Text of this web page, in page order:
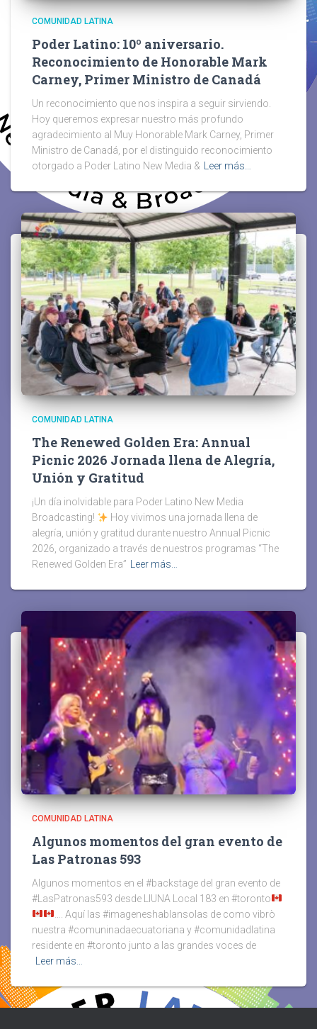
COMUNIDAD LATINA
Poder Latino: 10º aniversario.
Reconocimiento de Honorable Mark
Carney, Primer Ministro de Canadá
Un reconocimiento que nos inspira a seguir sirviendo.
Hoy queremos expresar nuestro más profundo
agradecimiento al Muy Honorable Mark Carney, Primer
Ministro de Canadá, por el distinguido reconocimiento
otorgado a Poder Latino New Media &
Leer más…
COMUNIDAD LATINA
The Renewed Golden Era: Annual
Picnic 2026 Jornada llena de Alegría,
Unión y Gratitud
¡Un día inolvidable para Poder Latino New Media
Broadcasting!
Hoy vivimos una jornada llena de
alegría, unión y gratitud durante nuestro Annual Picnic
2026, organizado a través de nuestros programas “The
Renewed Golden Era” Leer más…
COMUNIDAD LATINA
Algunos momentos del gran evento de
Las Patronas 593
Algunos momentos en el #backstage del gran evento de
#LasPatronas593 desde LIUNA Local 183 en #toronto
…. Aquí las #imageneshablansolas de como vibrò
nuestra #comuninadaecuatoriana y #comunidadlatina
residente en #toronto junto a las grandes voces de
Leer más…